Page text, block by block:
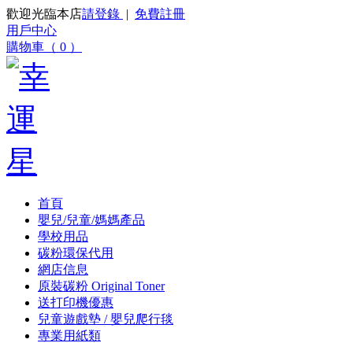
歡迎光臨本店請登錄 | 免費註冊
用戶中心
購物車（ 0 ）
首頁
嬰兒/兒童/媽媽產品
學校用品
碳粉環保代用
網店信息
原裝碳粉 Original Toner
送打印機優惠
兒童遊戲墊 / 嬰兒爬行毯
專業用紙類